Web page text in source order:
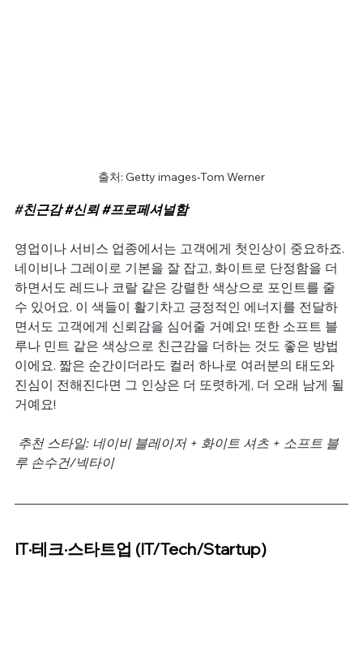
출처: Getty images-Tom Werner
#친근감 #신뢰 #프로페셔널함
영업이나 서비스 업종에서는 고객에게 첫인상이 중요하죠.
네이비나 그레이로 기본을 잘 잡고, 화이트로 단정함을 더
하면서도 레드나 코랄 같은 강렬한 색상으로 포인트를 줄
수 있어요. 이 색들이 활기차고 긍정적인 에너지를 전달하
면서도 고객에게 신뢰감을 심어줄 거예요! 또한 소프트 블
루나 민트 같은 색상으로 친근감을 더하는 것도 좋은 방법
이에요. 짧은 순간이더라도 컬러 하나로 여러분의 태도와
진심이 전해진다면 그 인상은 더 또렷하게, 더 오래 남게 될
거예요!
루 손수건/넥타이
IT·테크·스타트업 (IT/Tech/Startup)